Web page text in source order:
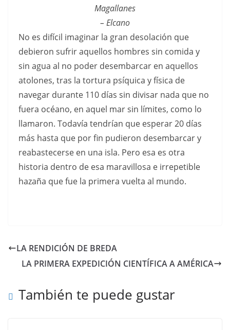
Magallanes
– Elcano
No es difícil imaginar la gran desolación que
debieron sufrir aquellos hombres sin comida y
sin agua al no poder desembarcar en aquellos
atolones, tras la tortura psíquica y física de
navegar durante 110 días sin divisar nada que no
fuera océano, en aquel mar sin límites, como lo
llamaron. Todavía tendrían que esperar 20 días
más hasta que por fin pudieron desembarcar y
reabastecerse en una isla. Pero esa es otra
historia dentro de esa maravillosa e irrepetible
hazaña que fue la primera vuelta al mundo.
LA RENDICIÓN DE BREDA
LA PRIMERA EXPEDICIÓN CIENTÍFICA A AMÉRICA
También te puede gustar